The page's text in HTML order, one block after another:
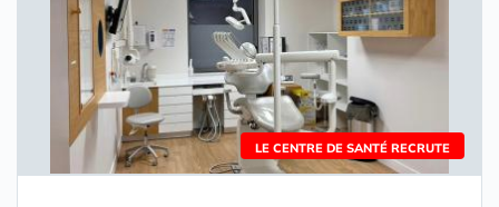
LE CENTRE DE SANTÉ RECRUTE